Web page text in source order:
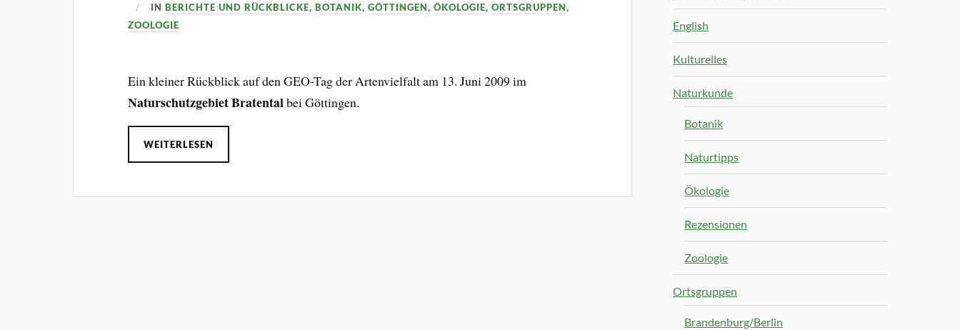
INBERICHTE UND RÜCKBLICKE,BOTANIK,GÖTTINGEN,ÖKOLOGIE,ORTSGRUPPEN,
ZOOLOGIE
Ein kleiner Rückblick auf den GEO-Tag der Artenvielfalt am 13. Juni 2009 im
Naturschutzgebiet Bratentalbei Göttingen.
WEITERLESEN
English
Kulturelles
Naturkunde
Botanik
Naturtipps
Ökologie
Rezensionen
Zoologie
Ortsgruppen
Brandenburg/Berlin